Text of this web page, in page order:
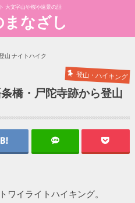
大文字山や桜や遠景の話
まなざし
山 ナイトハイク
登山・ハイキング
橋・尸陀寺跡から登山
ワイライトハイキング。